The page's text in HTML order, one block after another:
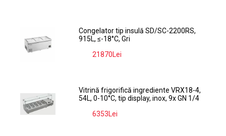
Congelator tip insulă SD/SC-2200RS,
915L, ≤-18°C, Gri
21870Lei
Vitrină frigorifică ingrediente VRX18-4,
54L, 0-10°C, tip display, inox, 9x GN 1/4
6353Lei